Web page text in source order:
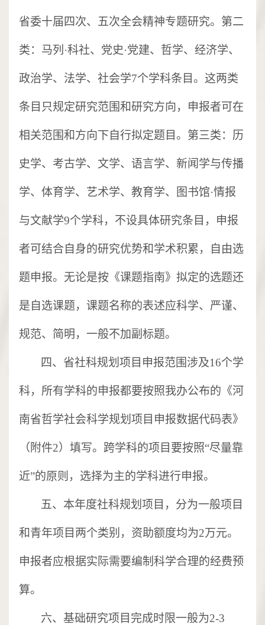
省委十届四次、五次全会精神专题研究。第二
类：马列·科社、党史·党建、哲学、经济学、
政治学、法学、社会学7个学科条目。这两类
条目只规定研究范围和研究方向，申报者可在
相关范围和方向下自行拟定题目。第三类：历
史学、考古学、文学、语言学、新闻学与传播
学、体育学、艺术学、教育学、图书馆·情报
与文献学9个学科，不设具体研究条目，申报
者可结合自身的研究优势和学术积累，自由选
题申报。无论是按《课题指南》拟定的选题还
是自选课题，课题名称的表述应科学、严谨、
规范、简明，一般不加副标题。
四、省社科规划项目申报范围涉及16个学
科，所有学科的申报都要按照我办公布的《河
南省哲学社会科学规划项目申报数据代码表》
（附件2）填写。跨学科的项目要按照“尽量靠
近”的原则，选择为主的学科进行申报。
五、本年度社科规划项目，分为一般项目
和青年项目两个类别，资助额度均为2万元。
申报者应根据实际需要编制科学合理的经费预
算。
六、基础研究项目完成时限一般为2-3